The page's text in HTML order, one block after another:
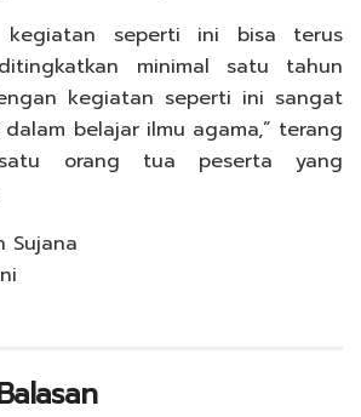
kegiatan seperti ini bisa terus
minimal satu tahun
kegiatan seperti ini sangat
belajar ilmu agama,” terang
orang tua peserta yang
Sujana